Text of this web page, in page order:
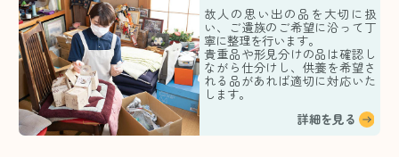
故人の思い出の品を大切に扱
い、ご遺族のご希望に沿って丁
寧に整理を行います。
貴重品や形見分けの品は確認し
ながら仕分けし、供養を希望さ
れる品があれば適切に対応いた
します。
詳細を見る